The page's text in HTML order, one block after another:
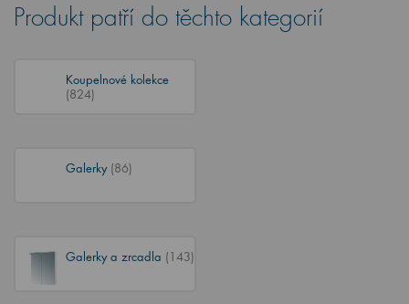
Produkt patří do těchto kategorií
Koupelnové kolekce
(824)
Galerky (86)
Galerky a zrcadla (143)